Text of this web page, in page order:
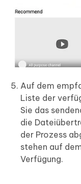
Auf dem
Liste der
Sie das
die
der Prozess
stehen auf
Verfügung.